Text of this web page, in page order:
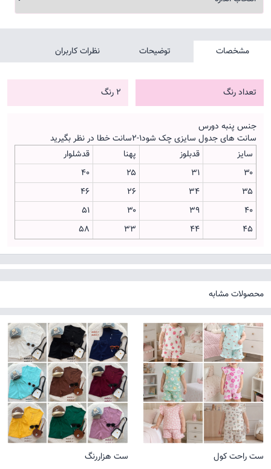
مشخصات توضیحات نظرات کاربران
تعداد رنگ 2 رنگ
جنس پنبه دورس
سانت های جدول سایزی چک شود۱-۲سانت خطا در نظر بگیرید
سایز
قدبلوز پهنا
قدشلوار
۳۰
۳۱ ۲۵
۴۰
۳۵
۳۴ ۲۶
۴۶
۴۰
۳۹ ۳۰
۵۱
۴۵
۴۴ ۳۳ ۵۸
محصولات مشابه
ست راحت کول
ست هزاررنگ